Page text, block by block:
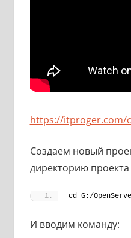
https://itproger.com/
Создаем новый
директорию
cd G:/
И вводим команду: